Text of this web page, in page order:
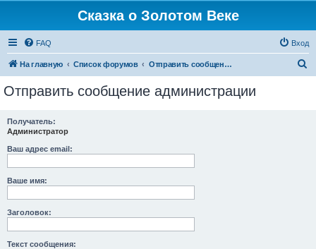
Сказка о Золотом Веке
FAQ Вход
На главную Список форумов Отправить сообщение администрации
Отправить сообщение администрации
Получатель:
Администратор
Ваш адрес email:
Ваше имя:
Заголовок:
Текст сообщения: